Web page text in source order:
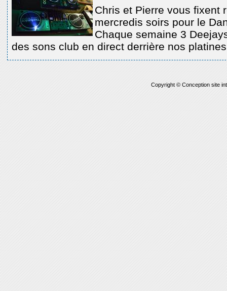
Chris et Pierre vous fixent
mercredis soirs pour le
Chaque semaine 3
des sons club en direct derrière nos platines
Copyright © Conception site